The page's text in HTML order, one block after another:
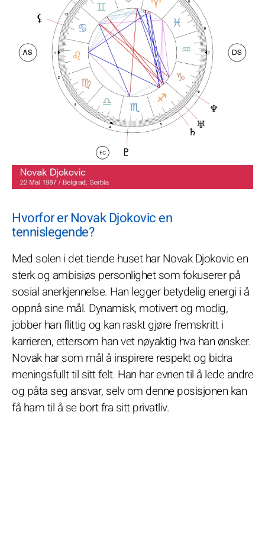
Hvorfor er Novak Djokovic en
tennislegende?
Med solen i det tiende huset har Novak Djokovic en
sterk og ambisiøs personlighet som fokuserer på
sosial anerkjennelse. Han legger betydelig energi i å
oppnå sine mål. Dynamisk, motivert og modig,
jobber han flittig og kan raskt gjøre fremskritt i
karrieren, ettersom han vet nøyaktig hva han ønsker.
Novak har som mål å inspirere respekt og bidra
meningsfullt til sitt felt. Han har evnen til å lede andre
og påta seg ansvar, selv om denne posisjonen kan
få ham til å se bort fra sitt privatliv.